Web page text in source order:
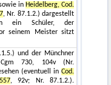
in Heidelberg, Cod.
, Nr. 87.1.2.) dargestellt
ein Schüler, der
seinem Meister sitzt
und der Münchner
Cgm 730, 104v (Nr.
(eventuell inCod.
, 92v; Nr. 87.1.2.).